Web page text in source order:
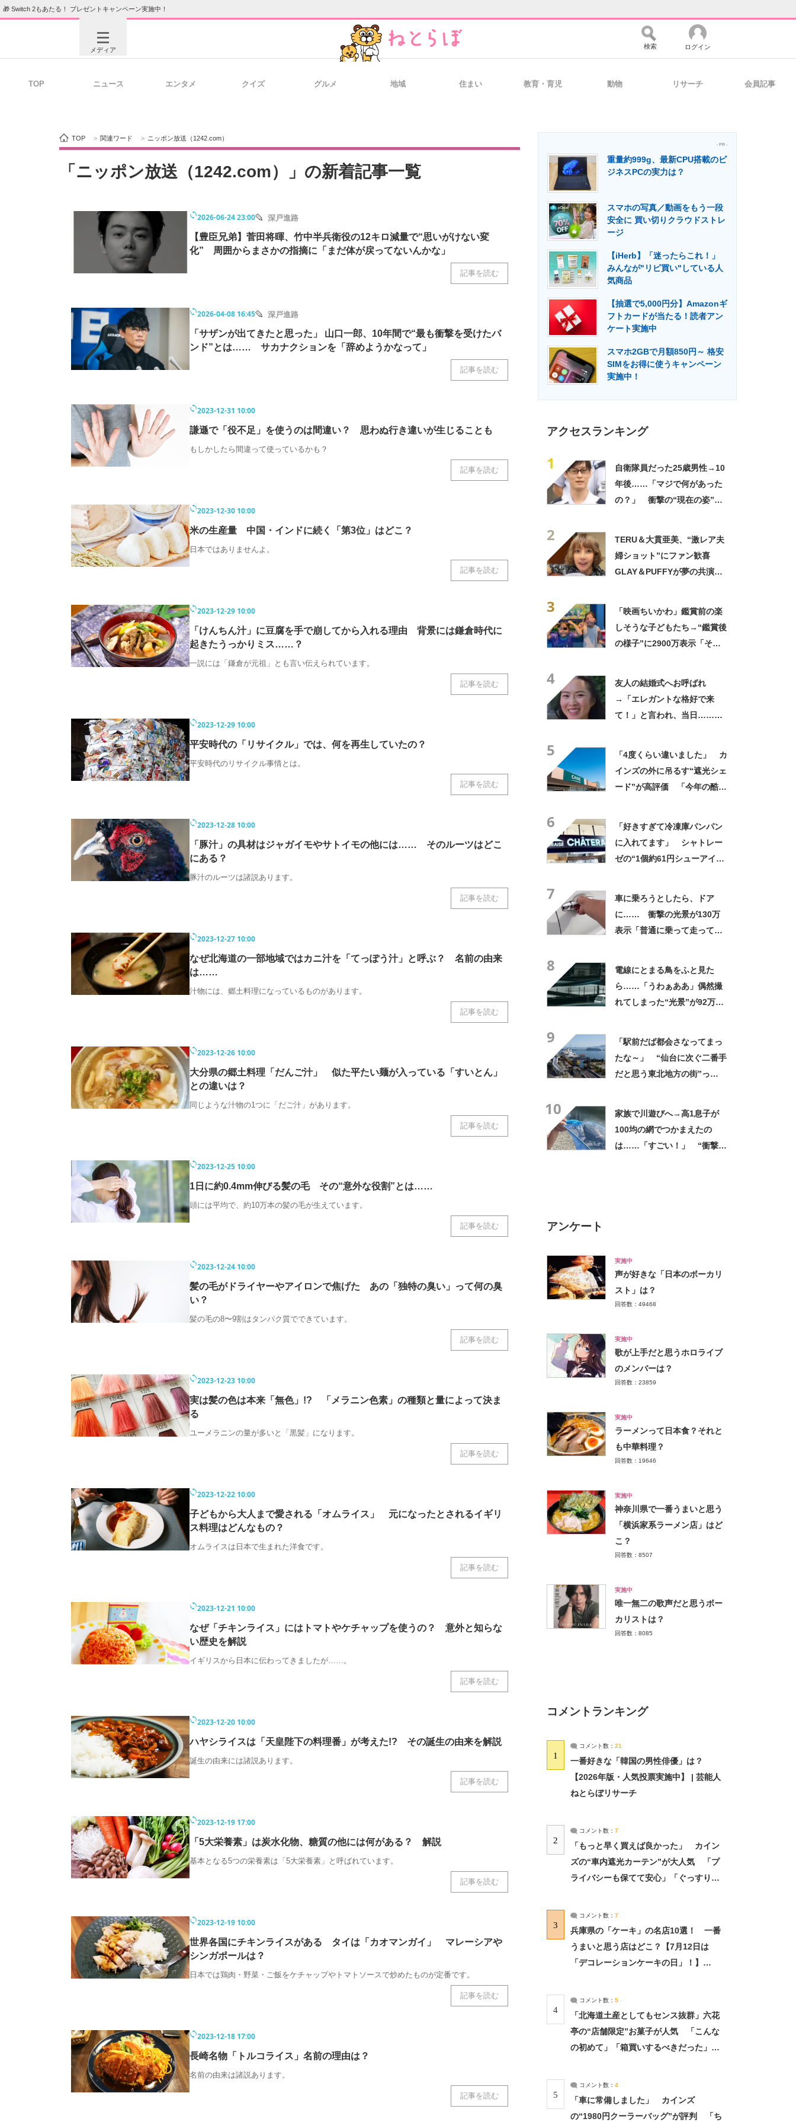
🎁 Switch 2もあたる！ プレゼントキャンペーン実施中！
メディア
企業ITのトレンドを詳説 経営リーダーのコミュニティ マーケ×ITの今がよく分かる
ITエンジニア向け専門サイト 企業向けIT製品の総合サイト 製造業のIT導入・活用を支援
モノづくり技術者専門サイト エネルギーの専門メディア 建設×テクノロジーの最前線
ちょっと気になるネットの話題
検索 ログイン
TOP ニュース エンタメ クイズ グルメ 地域 住まい 教育・育児 動物 リサーチ 会員記事
TOP > 関連ワード > ニッポン放送（1242.com）
「ニッポン放送（1242.com）」の新着記事一覧
2026-06-24 23:00 深戸進路
【豊臣兄弟】菅田将暉、竹中半兵衛役の12キロ減量で“思いがけない変
化” 周囲からまさかの指摘に「まだ体が戻ってないんかな」
記事を読む
2026-04-08 16:45 深戸進路
「サザンが出てきたと思った」 山口一郎、10年間で“最も衝撃を受けたバ
ンド”とは…… サカナクションを「辞めようかなって」
記事を読む
2023-12-31 10:00
謙遜で「役不足」を使うのは間違い？ 思わぬ行き違いが生じることも
もしかしたら間違って使っているかも？
記事を読む
2023-12-30 10:00
米の生産量 中国・インドに続く「第3位」はどこ？
日本ではありませんよ。
記事を読む
2023-12-29 10:00
「けんちん汁」に豆腐を手で崩してから入れる理由 背景には鎌倉時代に
起きたうっかりミス……？
一説には「鎌倉が元祖」とも言い伝えられています。
記事を読む
2023-12-29 10:00
平安時代の「リサイクル」では、何を再生していたの？
平安時代のリサイクル事情とは。
記事を読む
2023-12-28 10:00
「豚汁」の具材はジャガイモやサトイモの他には…… そのルーツはどこ
にある？
豚汁のルーツは諸説あります。
記事を読む
2023-12-27 10:00
なぜ北海道の一部地域ではカニ汁を「てっぽう汁」と呼ぶ？ 名前の由来
は……
汁物には、郷土料理になっているものがあります。
記事を読む
2023-12-26 10:00
大分県の郷土料理「だんご汁」 似た平たい麺が入っている「すいとん」
との違いは？
同じような汁物の1つに「だご汁」があります。
記事を読む
2023-12-25 10:00
1日に約0.4mm伸びる髪の毛 その“意外な役割”とは……
頭には平均で、約10万本の髪の毛が生えています。
記事を読む
2023-12-24 10:00
髪の毛がドライヤーやアイロンで焦げた あの「独特の臭い」って何の臭
い？
髪の毛の8〜9割はタンパク質でできています。
記事を読む
2023-12-23 10:00
実は髪の色は本来「無色」!? 「メラニン色素」の種類と量によって決ま
る
ユーメラニンの量が多いと「黒髪」になります。
記事を読む
2023-12-22 10:00
子どもから大人まで愛される「オムライス」 元になったとされるイギリ
ス料理はどんなもの？
オムライスは日本で生まれた洋食です。
記事を読む
2023-12-21 10:00
なぜ「チキンライス」にはトマトやケチャップを使うの？ 意外と知らな
い歴史を解説
イギリスから日本に伝わってきましたが……。
記事を読む
2023-12-20 10:00
ハヤシライスは「天皇陛下の料理番」が考えた!? その誕生の由来を解説
誕生の由来には諸説あります。
記事を読む
2023-12-19 17:00
「5大栄養素」は炭水化物、糖質の他には何がある？ 解説
基本となる5つの栄養素は「5大栄養素」と呼ばれています。
記事を読む
2023-12-19 10:00
世界各国にチキンライスがある タイは「カオマンガイ」 マレーシアや
シンガポールは？
日本では鶏肉・野菜・ご飯をケチャップやトマトソースで炒めたものが定番です。
記事を読む
2023-12-18 17:00
長崎名物「トルコライス」名前の理由は？
名前の由来は諸説あります。
記事を読む
- PR -
重量約999g、最新CPU搭載のビ
ジネスPCの実力は？
スマホの写真／動画をもう一段
安全に 買い切りクラウドストレ
ージ
【iHerb】「迷ったらこれ！」
みんなが"リピ買い"している人
気商品
【抽選で5,000円分】Amazonギ
フトカードが当たる！読者アン
ケート実施中
スマホ2GBで月額850円～ 格安
SIMをお得に使うキャンペーン
実施中！
アクセスランキング
1
自衛隊員だった25歳男性→10
年後……「マジで何があった
の？」 衝撃の“現在の姿”が
2
TERU＆大貫亜美、“激レア夫
婦ショット”にファン歓喜
GLAY＆PUFFYが夢の共演
3
「映画ちいかわ」鑑賞前の楽
しそうな子どもたち→“鑑賞後
の様子”に2900万表示「そう
4
友人の結婚式へお呼ばれ
→「エレガントな格好で来
て！」と言われ、当日……ま
5
「4度くらい違いました」 カ
インズの外に吊るす“遮光シェ
ード”が高評価 「今年の酷暑
6
「好きすぎて冷凍庫パンパン
に入れてます」 シャトレー
ゼの“1個約61円シューアイ
7
車に乗ろうとしたら、ドア
に…… 衝撃の光景が130万
表示「普通に乗って走ってた
8
電線にとまる鳥をふと見た
ら……「うわぁああ」偶然撮
れてしまった“光景”が92万再
9
「駅前だば都会さなってまっ
たな～」 “仙台に次ぐ二番手
だと思う東北地方の街”っ
10
家族で川遊びへ→高1息子が
100均の網でつかまえたの
は……「すごい！」 “衝撃の
アンケート
実施中
声が好きな「日本のボーカリ
スト」は？
回答数：49468
実施中
歌が上手だと思うホロライブ
のメンバーは？
回答数：23859
実施中
ラーメンって日本食？それと
も中華料理？
回答数：19646
実施中
神奈川県で一番うまいと思う
「横浜家系ラーメン店」はど
こ？
回答数：8507
実施中
唯一無二の歌声だと思うボー
カリストは？
回答数：8085
コメントランキング
1
コメント数： 21
一番好きな「韓国の男性俳優」は？
【2026年版・人気投票実施中】 | 芸能人
ねとらぼリサーチ
2
コメント数： 7
「もっと早く買えば良かった」 カイン
ズの“車内遮光カーテン”が大人気 「プ
ライバシーも保てて安心」「ぐっすり眠
3
コメント数： 7
兵庫県の「ケーキ」の名店10選！ 一番
うまいと思う店はどこ？【7月12日は
「デコレーションケーキの日」！】
4
コメント数： 5
「北海道土産としてもセンス抜群」六花
亭の“店舗限定”お菓子が人気 「こんな
の初めて」「箱買いするべきだった」
5
コメント数： 4
「車に常備しました」 カインズ
の“1980円クーラーバッグ”が評判 「ち